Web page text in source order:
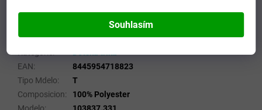
Souhlasím
Doplňkové parametry
Kategorie:
Dětská trika
EAN:
8445954718823
Tipo Mdelo:
T
Composicion:
100% Polyester